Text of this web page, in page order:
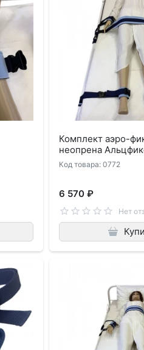
Комплект аэро-
неопрена
Код товара: 0772
6 570 ₽
Нет